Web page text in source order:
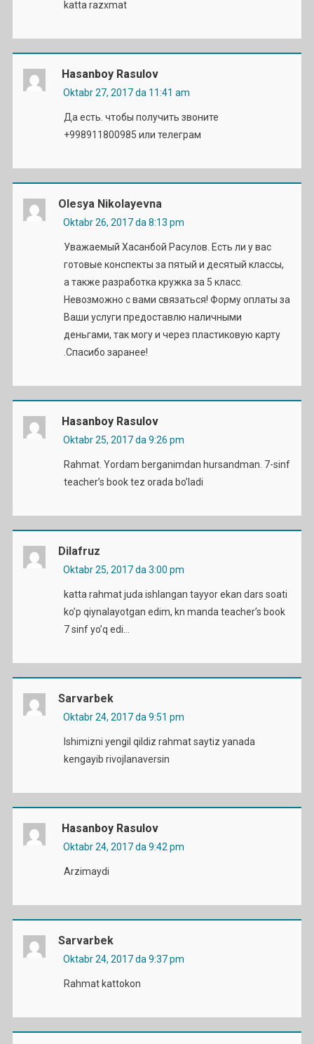
katta razxmat
Hasanboy Rasulov
Oktabr 27, 2017 da 11:41 am
Да есть. чтобы получить звоните
+998911800985 или телеграм
Olesya Nikolayevna
Oktabr 26, 2017 da 8:13 pm
Уважаемый Хасанбой Расулов. Есть ли у вас
готовые конспекты за пятый и десятый классы,
а также разработка кружка за 5 класс.
Невозможно с вами связаться! Форму оплаты за
Ваши услуги предоставлю наличными
деньгами, так могу и через пластиковую карту
.Спасибо заранее!
Hasanboy Rasulov
Oktabr 25, 2017 da 9:26 pm
Rahmat. Yordam berganimdan hursandman. 7-sinf
teacher’s book tez orada bo’ladi
Dilafruz
Oktabr 25, 2017 da 3:00 pm
katta rahmat juda ishlangan tayyor ekan dars soati
ko’p qiynalayotgan edim, kn manda teacher’s book
7 sinf yo’q edi…
Sarvarbek
Oktabr 24, 2017 da 9:51 pm
Ishimizni yengil qildiz rahmat saytiz yanada
kengayib rivojlanaversin
Hasanboy Rasulov
Oktabr 24, 2017 da 9:42 pm
Arzimaydi
Sarvarbek
Oktabr 24, 2017 da 9:37 pm
Rahmat kattokon